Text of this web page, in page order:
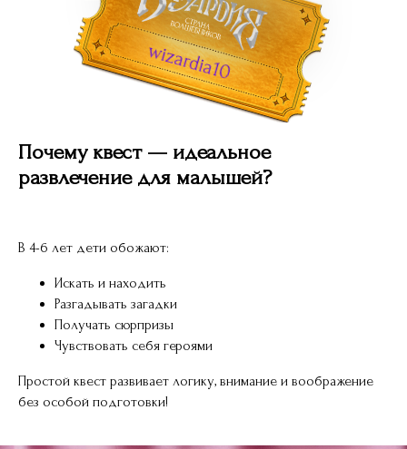
wizardia10
Почему квест — идеальное
развлечение для малышей?
В 4-6 лет дети обожают:
Искать и находить
Разгадывать загадки
Получать сюрпризы
Чувствовать себя героями
Простой квест развивает логику, внимание и воображение
без особой подготовки!